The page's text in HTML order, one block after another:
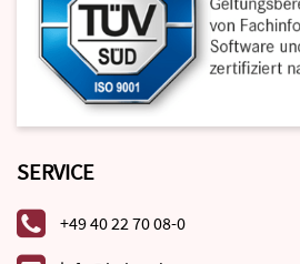
SERVICE
+49 40 22 70 08-0